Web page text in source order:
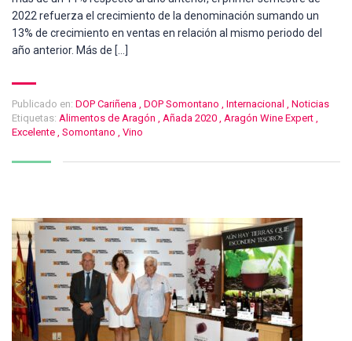
2022 refuerza el crecimiento de la denominación sumando un
13% de crecimiento en ventas en relación al mismo periodo del
año anterior. Más de […]
Publicado en: DOP Cariñena , DOP Somontano , Internacional , Noticias
Etiquetas: Alimentos de Aragón , Añada 2020 , Aragón Wine Expert ,
Excelente , Somontano , Vino